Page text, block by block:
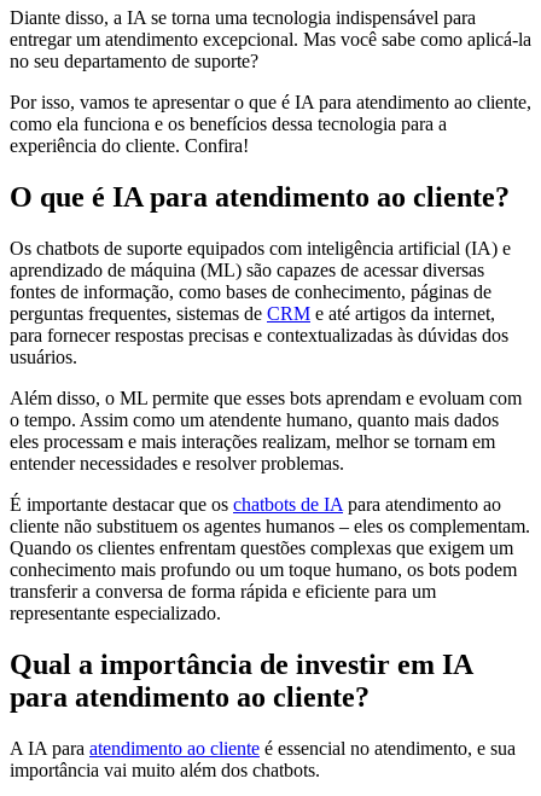
Diante disso, a IA se torna uma tecnologia indispensável para
entregar um atendimento excepcional. Mas você sabe como aplicá-la
no seu departamento de suporte?
Por isso, vamos te apresentar o que é IA para atendimento ao cliente,
como ela funciona e os benefícios dessa tecnologia para a
experiência do cliente. Confira!
O que é IA para atendimento ao cliente?
Os chatbots de suporte equipados com inteligência artificial (IA) e
aprendizado de máquina (ML) são capazes de acessar diversas
fontes de informação, como bases de conhecimento, páginas de
perguntas frequentes, sistemas de CRM e até artigos da internet,
para fornecer respostas precisas e contextualizadas às dúvidas dos
usuários.
Além disso, o ML permite que esses bots aprendam e evoluam com
o tempo. Assim como um atendente humano, quanto mais dados
eles processam e mais interações realizam, melhor se tornam em
entender necessidades e resolver problemas.
É importante destacar que os chatbots de IA para atendimento ao
cliente não substituem os agentes humanos – eles os complementam.
Quando os clientes enfrentam questões complexas que exigem um
conhecimento mais profundo ou um toque humano, os bots podem
transferir a conversa de forma rápida e eficiente para um
representante especializado.
Qual a importância de investir em IA
para atendimento ao cliente?
A IA para atendimento ao cliente é essencial no atendimento, e sua
importância vai muito além dos chatbots.